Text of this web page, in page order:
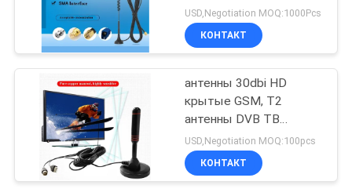
USD,Negotiation MOQ:1000Pcs
КОНТАКТ
антенны 30dbi HD
крытые GSM, T2
антенны DVB ТВ
цифров
USD,Negotiation MOQ:100pcs
КОНТАКТ